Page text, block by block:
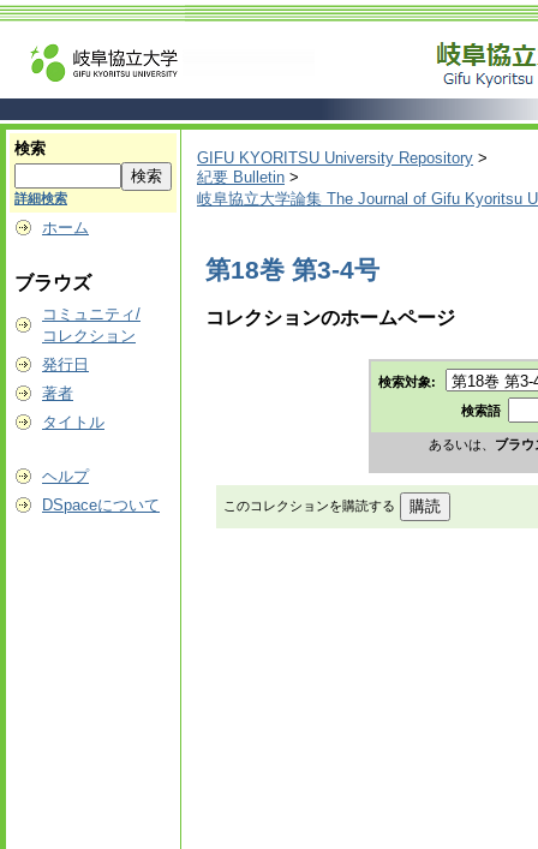
検索
詳細検索
ホーム
ブラウズ
コミュニティ/
コレクション
発行日
著者
タイトル
ヘルプ
DSpaceについて
GIFU KYORITSU University Repository >
紀要 Bulletin >
岐阜協立大学論集 The Journal of Gifu Kyoritsu
第18巻 第3-4号
コレクションのホームページ
検索対象:
検索語
あるいは、 ブラウ
このコレクションを購読する